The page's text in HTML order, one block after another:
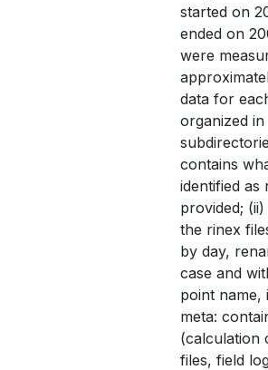
started on
ended on
were
data for
organized
contains
identified as
provided;
the rinex
by day,
case and
point name,
meta:
(calculation
files, field